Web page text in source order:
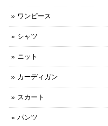
ワンピース
シャツ
ニット
カーディガン
スカート
パンツ